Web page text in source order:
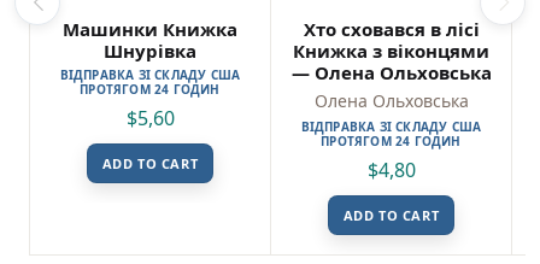
Машинки Книжка
Шнурівка
ВІДПРАВКА ЗІ СКЛАДУ США
ПРОТЯГОМ 24 ГОДИН
$5,60
ADD TO CART
Хто сховався в лісі
Книжка з віконцями
— Олена Ольховська
Олена Ольховська
ВІДПРАВКА ЗІ СКЛАДУ США
ПРОТЯГОМ 24 ГОДИН
$4,80
ADD TO CART